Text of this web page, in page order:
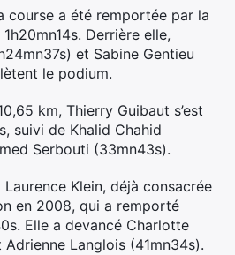
course a été remportée par la
Derrière elle,
et Sabine Gentieu
le podium.
km, Thierry Guibaut s’est
suivi de Khalid Chahid
Serbouti (33mn43s).
Laurence Klein, déjà consacrée
en 2008, qui a remporté
Elle a devancé Charlotte
Adrienne Langlois (41mn34s).